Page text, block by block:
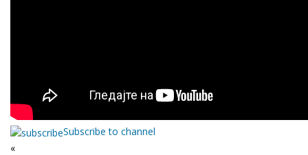
Subscribe to channel
«